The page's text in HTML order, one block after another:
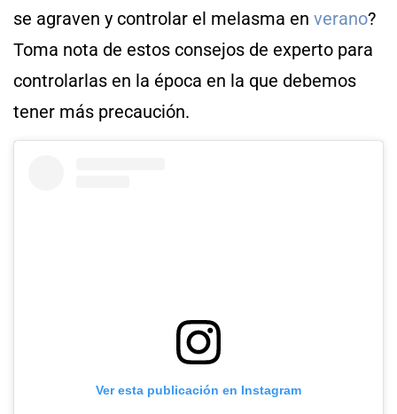
se agraven y controlar el melasma en verano?
Toma nota de estos consejos de experto para
controlarlas en la época en la que debemos
tener más precaución.
Ver esta publicación en Instagram